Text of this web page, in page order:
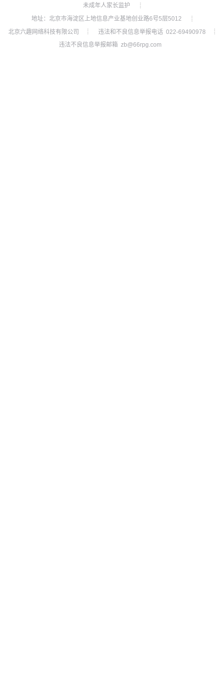
未成年人家长监护
┊
地址：北京市海淀区上地信息产业基地创业路6号5层5012
┊
北京六趣网络科技有限公司
┊ 违法和不良信息举报电话 022-69490978
┊
违法不良信息举报邮箱 zb@66rpg.com